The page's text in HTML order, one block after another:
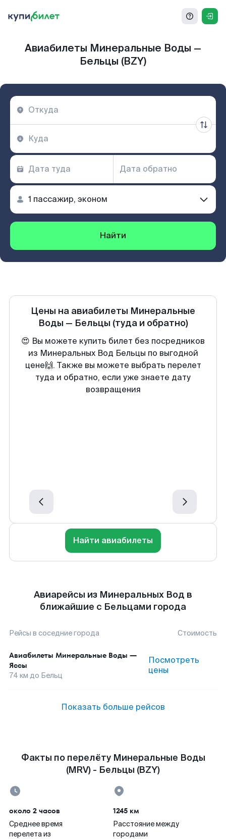
Авиабилеты Минеральные Воды —
Бельцы (BZY)
Найти
Цены на авиабилеты Минеральные
Воды — Бельцы (туда и обратно)
😍 Вы можете купить билет без посредников
из Минеральных Вод Бельцы по выгодной
цене🙌. Также вы можете выбрать перелет
туда и обратно, если уже знаете дату
возвращения
Найти авиабилеты
Авиарейсы из Минеральных Вод в
ближайшие с Бельцами города
Рейсы в соседние города Стоимость
Авиабилеты Минеральные Воды —
Яссы
74 км до Бельц
Посмотреть
цены
Показать больше рейсов
Факты по перелёту Минеральные Воды
(MRV) - Бельцы (BZY)
около 2 часов
Среднее время
перелета из
1245 км
Расстояние между
городами